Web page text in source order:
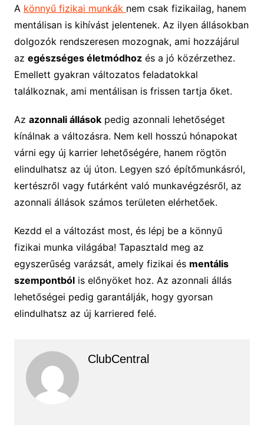
A könnyű fizikai munkák nem csak fizikailag, hanem
mentálisan is kihívást jelentenek. Az ilyen állásokban
dolgozók rendszeresen mozognak, ami hozzájárul
az egészséges életmódhozés a jó közérzethez.
Emellett gyakran változatos feladatokkal
találkoznak, ami mentálisan is frissen tartja őket.
Az azonnali állásokpedig azonnali lehetőséget
kínálnak a változásra. Nem kell hosszú hónapokat
várni egy új karrier lehetőségére, hanem rögtön
elindulhatsz az új úton. Legyen szó építőmunkásról,
kertészről vagy futárként való munkavégzésről, az
azonnali állások számos területen elérhetőek.
Kezdd el a változást most, és lépj be a könnyű
fizikai munka világába! Tapasztald meg az
egyszerűség varázsát, amely fizikai és mentális
szempontbólis előnyöket hoz. Az azonnali állás
lehetőségei pedig garantálják, hogy gyorsan
elindulhatsz az új karriered felé.
ClubCentral